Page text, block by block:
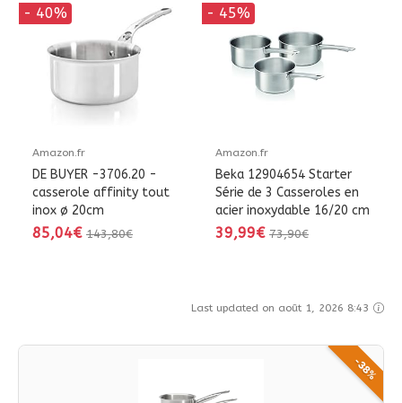
- 40%
Amazon.fr
DE BUYER -3706.20 -
casserole affinity tout
inox ø 20cm
85,04€ 143,80€
- 45%
Amazon.fr
Beka 12904654 Starter
Série de 3 Casseroles en
acier inoxydable 16/20 cm
39,99€ 73,90€
Last updated on août 1, 2026 8:43
-38%